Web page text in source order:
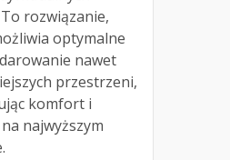
rozwiązanie,
optymalne
nawet
przestrzeni,
komfort i
najwyższym